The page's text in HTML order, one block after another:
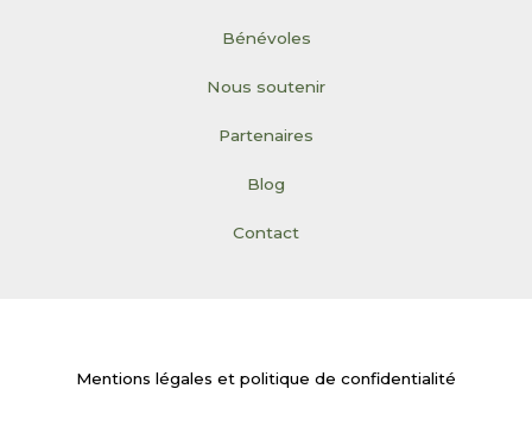
Bénévoles
Nous soutenir
Partenaires
Blog
Contact
Mentions légales et politique de confidentialité